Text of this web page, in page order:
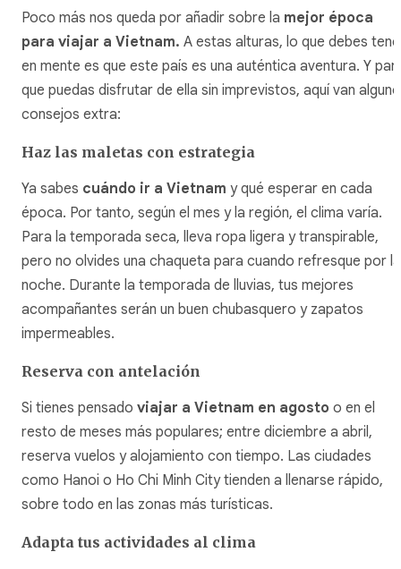
Poco más nos queda por añadir sobre la mejor época
para viajar a Vietnam. A estas alturas, lo que debes
en mente es que este país es una auténtica aventura. Y
que puedas disfrutar de ella sin imprevistos, aquí van
consejos extra:
Haz las maletas con estrategia
Ya sabes cuándo ir a Vietnam y qué esperar en cada
época. Por tanto, según el mes y la región, el clima varía.
Para la temporada seca, lleva ropa ligera y transpirable,
pero no olvides una chaqueta para cuando refresque por la
noche. Durante la temporada de lluvias, tus mejores
acompañantes serán un buen chubasquero y zapatos
impermeables.
Reserva con antelación
Si tienes pensado viajar a Vietnam en agosto o en el
resto de meses más populares; entre diciembre a abril,
reserva vuelos y alojamiento con tiempo. Las ciudades
como Hanoi o Ho Chi Minh City tienden a llenarse rápido,
sobre todo en las zonas más turísticas.
Adapta tus actividades al clima